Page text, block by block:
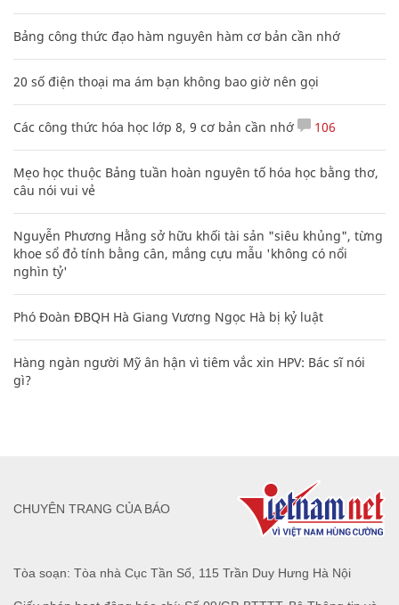
Bảng công thức đạo hàm nguyên hàm cơ bản cần nhớ
20 số điện thoại ma ám bạn không bao giờ nên gọi
Các công thức hóa học lớp 8, 9 cơ bản cần nhớ 106
Mẹo học thuộc Bảng tuần hoàn nguyên tố hóa học bằng thơ,
câu nói vui vẻ
Nguyễn Phương Hằng sở hữu khối tài sản "siêu khủng", từng
khoe sổ đỏ tính bằng cân, mắng cựu mẫu 'không có nổi
nghìn tỷ'
Phó Đoàn ĐBQH Hà Giang Vương Ngọc Hà bị kỷ luật
Hàng ngàn người Mỹ ân hận vì tiêm vắc xin HPV: Bác sĩ nói
gì?
Tòa soạn: Tòa nhà Cục Tần Số, 115 Trần Duy Hưng Hà Nội
CHUYÊN TRANG CỦA BÁO